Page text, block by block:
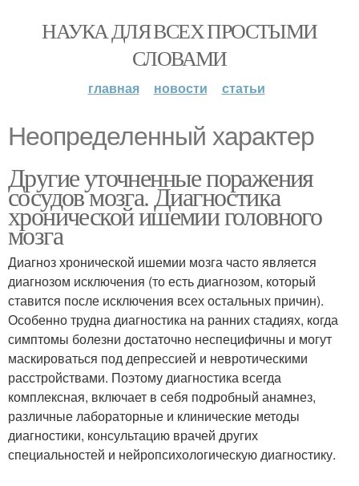
НАУКА ДЛЯ ВСЕХ ПРОСТЫМИ
СЛОВАМИ
главная новости статьи
Неопределенный характер
Другие уточненные поражения
сосудов мозга. Диагностика
хронической ишемии головного
мозга
Диагноз хронической ишемии мозга часто является
диагнозом исключения (то есть диагнозом, который
ставится после исключения всех остальных причин).
Особенно трудна диагностика на ранних стадиях, когда
симптомы болезни достаточно неспецифичны и могут
маскироваться под депрессией и невротическими
расстройствами. Поэтому диагностика всегда
комплексная, включает в себя подробный анамнез,
различные лабораторные и клинические методы
диагностики, консультацию врачей других
специальностей и нейропсихологическую диагностику.